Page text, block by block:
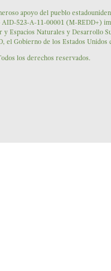
apoyo del pueblo
523-A-11-00001 (M-REDD+)
Espacios Naturales y Desarrollo
el Gobierno de los Estados Unidos
los derechos reservados.